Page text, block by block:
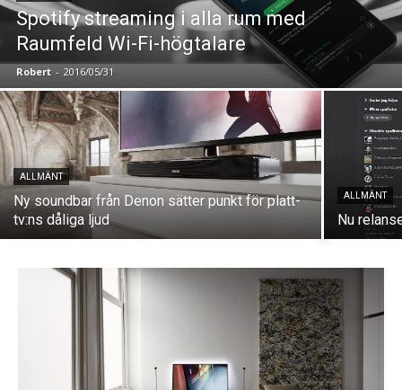
Spotify streaming i alla rum med
Raumfeld Wi-Fi-högtalare
Robert - 2016/05/31
ALLMÄNT
Ny soundbar från Denon sätter punkt för platt-
tv:ns dåliga ljud
ALLMÄNT
Nu